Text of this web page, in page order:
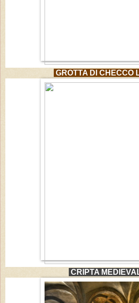
GROTTA DI CHECCO
CRIPTA